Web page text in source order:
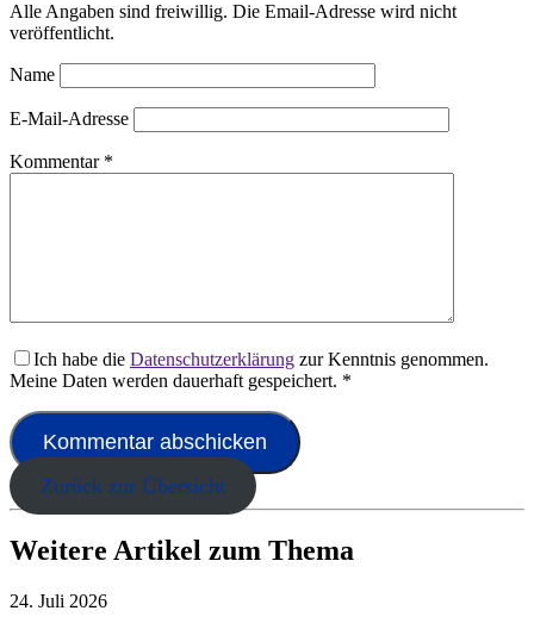
Alle Angaben sind freiwillig. Die Email-Adresse wird nicht
veröffentlicht.
Name
E-Mail-Adresse
Kommentar *
Ich habe die Datenschutzerklärung zur Kenntnis genommen.
Meine Daten werden dauerhaft gespeichert. *
Zurück zur Übersicht
Weitere Artikel zum Thema
24. Juli 2026